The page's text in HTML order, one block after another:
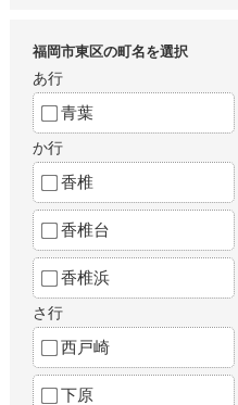
福岡市東区の町名を選択
あ行
青葉
か行
香椎
香椎台
香椎浜
さ行
西戸崎
下原